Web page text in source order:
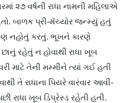
૨૭ વર્ષની રાધા નામની મહિલાએ
બાળક પ્રી-મૅચ્યોર જન્મ્યું હતું
નહોતું કરતું. ભૂખને કારણે
રહેતું ન હોવાથી રાધા ખૂબ
માટે તેની મમ્મીને ત્યાં ગઈ હતી
તે રાધાના પિયરે વારંવાર આવી-
રાધા ખૂબ ડિપ્રેસ્ડ રહેતી હતી.